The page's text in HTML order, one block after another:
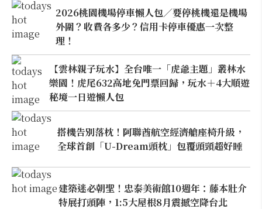
2026桃園機場停車懶人包／要停桃機還是機場
外圍？收費各多少？信用卡停車優惠一次整
理！
【雲林親子玩水】全台唯一「虎爺主題」叢林水
樂園！虎尾632高地免門票回歸，玩水＋4大順遊
秘境一日遊懶人包
搭機告別落枕！阿聯酋航空經濟艙座椅升級，
全球首創「U-Dream頭枕」包覆頭頸超好睡
建築迷必朝聖！忠泰美術館10週年：藤本壯介
特展打頭陣，1:5大屋根8月震撼空降台北